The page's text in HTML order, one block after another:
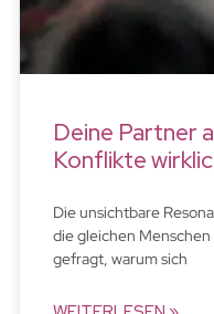
Deine Partner
Konflikte
Die unsichtbare
die gleichen
gefragt, warum sich